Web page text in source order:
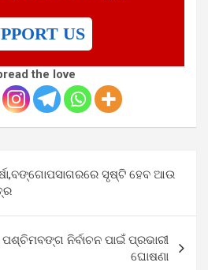
US
the love
ସୃଷ୍ଟି ହେବ ଆଉ
ପଶ୍ଚିମବଙ୍ଗ ନିର୍ବାଚନ ପାଇଁ ପ୍ରଭାରୀ
ଘୋଷଣା